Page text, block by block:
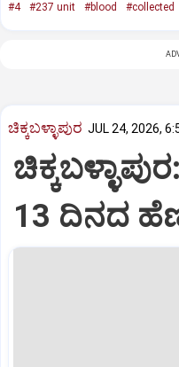
#4 #237 unit #blood #collected
ಚಿಕ್ಕಬಳ್ಳಾಪುರ JUL 24, 2026,
13 ದಿನದ